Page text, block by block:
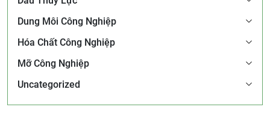
Dung Môi Công Nghiệp
Hóa Chất Công Nghiệp
Mỡ Công Nghiệp
Uncategorized